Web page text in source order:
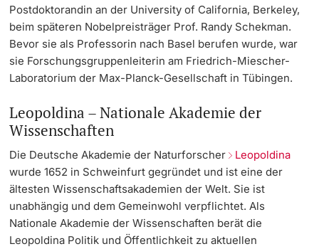
Postdoktorandin an der University of California, Berkeley,
beim späteren Nobelpreisträger Prof. Randy Schekman.
Bevor sie als Professorin nach Basel berufen wurde, war
sie Forschungsgruppenleiterin am Friedrich-Miescher-
Laboratorium der Max-Planck-Gesellschaft in Tübingen.
Leopoldina – Nationale Akademie der
Wissenschaften
Die Deutsche Akademie der Naturforscher Leopoldina
wurde 1652 in Schweinfurt gegründet und ist eine der
ältesten Wissenschaftsakademien der Welt. Sie ist
unabhängig und dem Gemeinwohl verpflichtet. Als
Nationale Akademie der Wissenschaften berät die
Leopoldina Politik und Öffentlichkeit zu aktuellen